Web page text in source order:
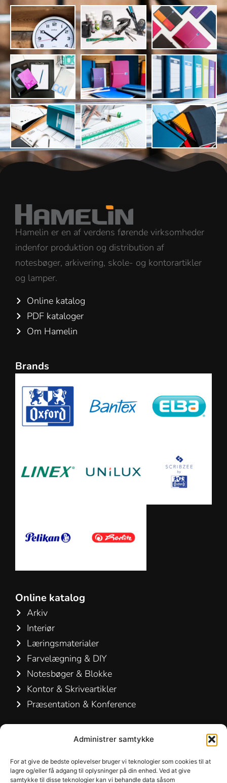
Administrer samtykke
For at give de bedste oplevelser bruger vi teknologier som cookies til at
lagre og/eller få adgang til oplysninger på din enhed. Ved at give
samtykke til disse teknologier kan vi behandle data såsom
Hamelin er en af verdens førende virksomheder
indenfor produktion og distribution af
notesbøger, arkivering, skole- og kontorartikler
og lamper.
Online katalog
PDF kataloger
Om Hamelin
Brands
Online katalog
Arkiv
Interiør
Læringsmaterialer
Farvelægning & DIY
Notesbøger & Blokke
Kontor & Skriveartikler
Præsentation & Konference
Hirsemarken 5, st. th.